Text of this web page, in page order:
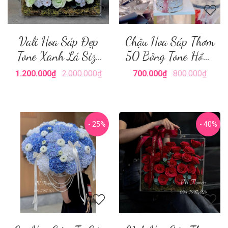
Vali Hoa Sáp Đẹp
Tone Xanh Lá Size
Lớn
1.200.000₫ 2.000.000₫
Chậu Hoa Sáp Thơm
50 Bông Tone Hồng
Mix Lan
700.000₫ 800.000₫
- 25% - 40%